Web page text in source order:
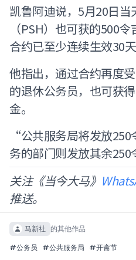
凯鲁阿迪说，5月20日
（PSH）也可获的500
合约已至少连续生效30天
他指出，通过合约再度
的退休公务员，也可获
金。
“公共服务局将发放
务的部门则发放其余250
关注《当今大马》
推送。
马新社 的其他作品
#公务员 #公共服务局 #开斋节